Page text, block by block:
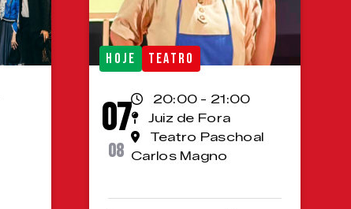
HOJE TEATRO
07
08
20:00 - 21:00
Juiz de Fora
Teatro Paschoal
Carlos Magno